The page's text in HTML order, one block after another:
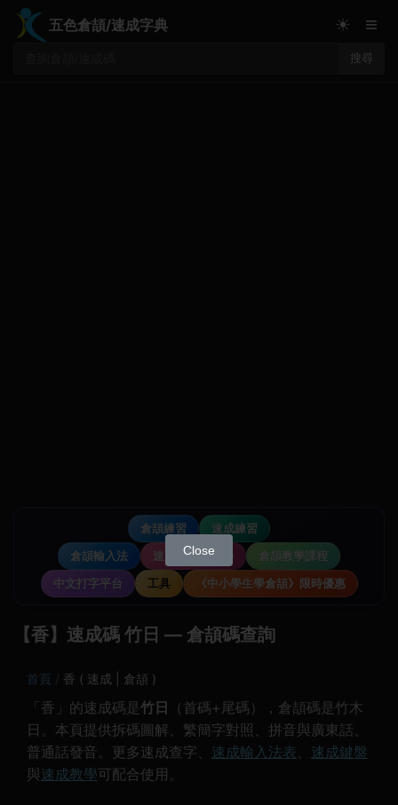
五色倉頡/速成字典
搜尋
☀ ≡
倉頡練習
速成練習
倉頡輸入法
速成輸入法教學
倉頡教學課程
中文打字平台
工具 《中小學生學倉頡》限時優惠
【香】速成碼 竹日 — 倉頡碼查詢
首頁 香 ( 速成 | 倉頡 )
「香」的速成碼是 竹日
（首碼+尾碼），倉頡碼是竹木
日。本頁提供拆碼圖解、繁簡字對照、拼音與廣東話、
普通話發音。更多速成查字、 速成輸入法表、 速成鍵盤
與速成教學可配合使用。
Close